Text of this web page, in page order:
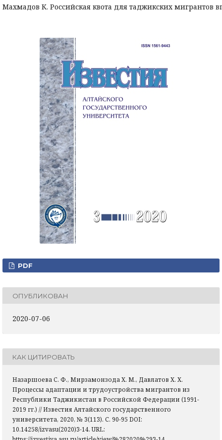
Махмадов К. Российская квота для таджикских мигрантов
PDF
ОПУБЛИКОВАН
2020-07-06
КАК ЦИТИРОВАТЬ
Назаршоева С. Ф., Мирзамонзода Х. М., Давлатов Х. Х.
Процессы адаптации и трудоустройства мигрантов из
Республики Таджикистан в Российской Федерации (1991-
2019 гг.) // Известия Алтайского государственного
университета, 2020, № 3(113). С. 90-95 DOI:
10.14258/izvasu(2020)3-14. URL: